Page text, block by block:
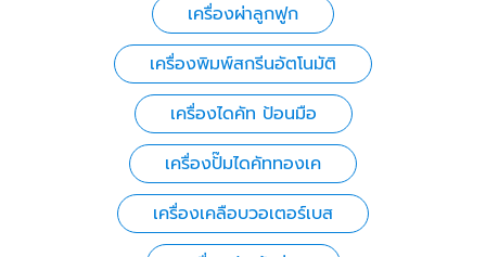
เครื่องผ่าลูกฟูก
เครื่องพิมพ์สกรีนอัตโนมัติ
เครื่องไดคัท ป้อนมือ
เครื่องปั๊มไดคัททองเค
เครื่องเคลือบวอเตอร์เบส